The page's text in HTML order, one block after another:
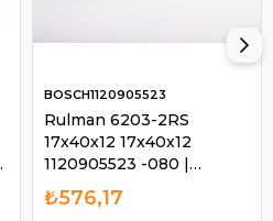
Rulman 6203-2RS
17x40x12 17x40x12
1120905523 -080 |
BOSCH1120905523
₺576,17